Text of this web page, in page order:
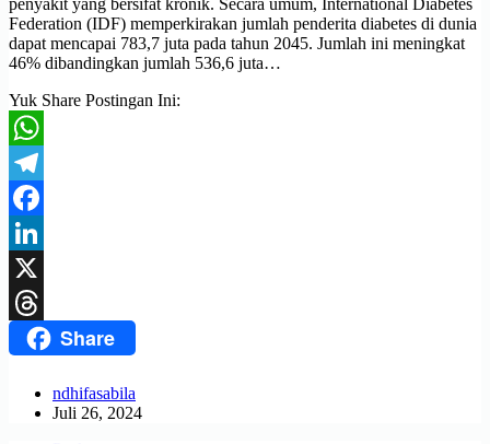
penyakit yang bersifat kronik. Secara umum, International Diabetes
Federation (IDF) memperkirakan jumlah penderita diabetes di dunia
dapat mencapai 783,7 juta pada tahun 2045. Jumlah ini meningkat
46% dibandingkan jumlah 536,6 juta…
Yuk Share Postingan Ini:
WhatsApp
Telegram
Facebook
LinkedIn
X
ThreadsShare
ndhifasabila
Juli 26, 2024